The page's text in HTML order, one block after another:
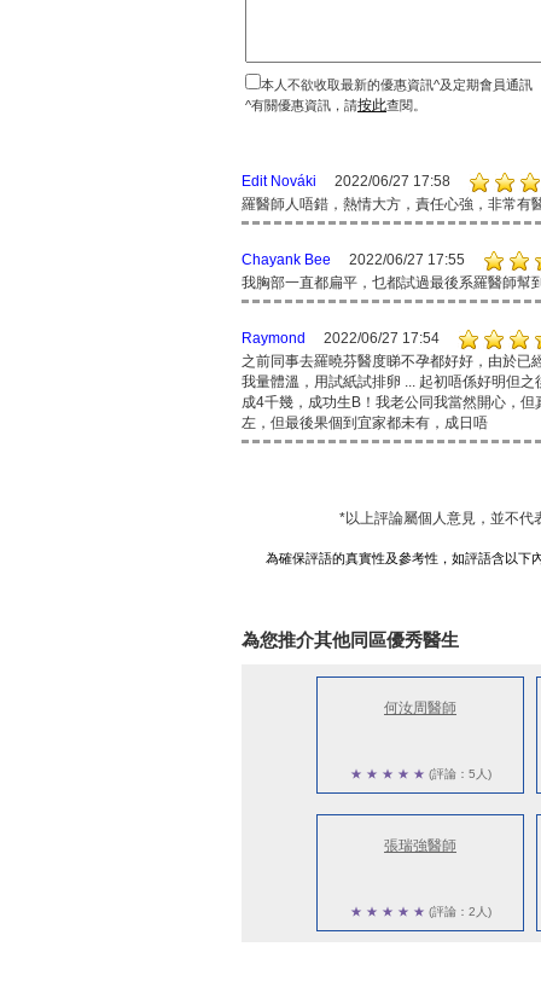
本人不欲收取最新的優惠資訊^及定期會員通訊
^有關優惠資訊，請按此查閱。
Edit Nováki
2022/06/27 17:58
羅醫師人唔錯，熱情大方，責任心強，非常有
Chayank Bee
2022/06/27 17:55
我胸部一直都扁平，乜都試過最後系羅醫師幫
Raymond
2022/06/27 17:54
之前同事去羅曉芬醫度睇不孕都好好，由於
我量體溫，用試紙試排卵 ... 起初唔係好明但
成4千幾，成功生B！我老公同我當然開心，
左，但最後果個到宜家都未有，成日唔
*以上評論屬個人意見，並不代
為確保評語的真實性及參考性，如評語含以下
為您推介其他同區優秀醫生
何汝周醫師
★ ★ ★ ★ ★ (評論：5人)
張瑞強醫師
★ ★ ★ ★ ★ (評論：2人)